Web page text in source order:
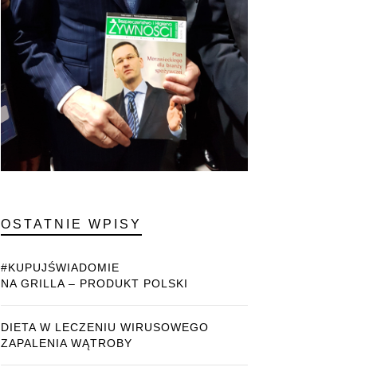
OSTATNIE WPISY
#KUPUJŚWIADOMIE
NA GRILLA – PRODUKT POLSKI
DIETA W LECZENIU WIRUSOWEGO
ZAPALENIA WĄTROBY